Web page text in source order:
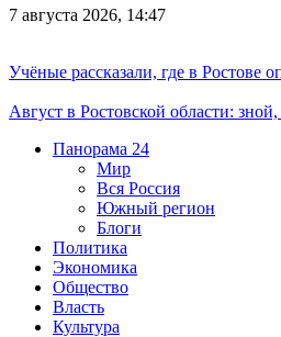
7 августа 2026, 14:47
Учёные рассказали, где в Ростове
Август в Ростовской области:
Панорама 24
Мир
Вся Россия
Южный регион
Блоги
Политика
Экономика
Общество
Власть
Культура